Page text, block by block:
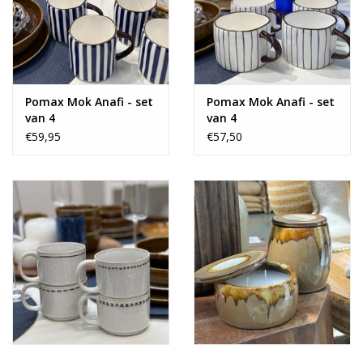
Pomax Mok Anafi - set
van 4
€59,95
Pomax Mok Anafi - set
van 4
€57,50